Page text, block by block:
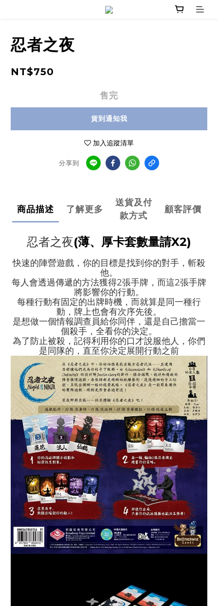
忍者之夜
NT$750
售完
貨到通知我
加入追蹤清單
分享到
商品描述 了解更多
送貨及付
款方式
顧客評價
忍者之夜(薄、厚卡套數量請X2)
快速的陣營遊戲，你的目標是找到你的對手，斬殺
他。
每人會透過傳遞的方法獲得2張手牌，而這2張手牌
將影響你的行動。
每種行動有固定的出牌時機，而就算是同一種行
動，牌上也會有次序先後。
是想做一個情報調查員給你同伴，還是自己擔當一
個殺手，全看你的決定。
為了防止被殺，記得利用你的口才說服他人，你們
是同隊的，直至你決定展開行動之前